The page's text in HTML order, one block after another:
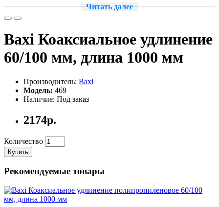
Baxi Коаксиальное удлинение 60/100 мм, длина 1000 мм - это
и горячего водоснабжения. Оно обеспечивает эффективный
отвод продуктов сгорания и притока свежего воздуха, что
способствует стабильной работе котла и повышает
безопасность использования.
Преимущества коаксиального удлинения:
оптимального соотношения притока свежего воздуха и отвода
продуктов сгорания.
- Обеспечивает стабильную работу котла, предотвращая
перегрев и перебои в работе.
- Улучшает безопасность использования котла, так как
исключает возможность попадания продуктов сгорания в
помещение.
- Удобно в установке и эксплуатации, так как имеет
Читать далее
Baxi Коаксиальное удлинение
60/100 мм, длина 1000 мм
Производитель: Baxi
Модель: 469
Наличие: Под заказ
2174р.
Количество
Купить
Рекомендуемые товары